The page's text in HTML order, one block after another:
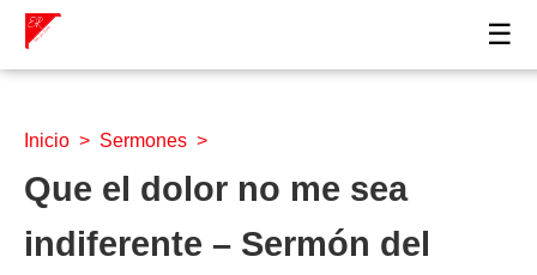
☰
Inicio > Sermones >
Que el dolor no me sea
indiferente – Sermón del